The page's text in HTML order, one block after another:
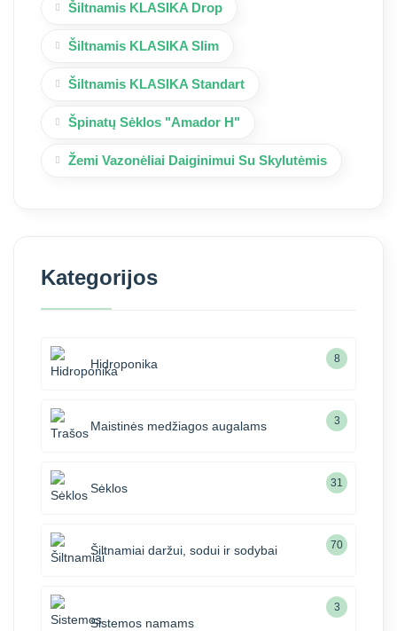
Šiltnamis KLASIKA Drop
Šiltnamis KLASIKA Slim
Šiltnamis KLASIKA Standart
Špinatų Sėklos "Amador H"
Žemi Vazonėliai Daiginimui Su Skylutėmis
Kategorijos
Hidroponika 8
Maistinės medžiagos augalams 3
Sėklos 31
Šiltnamiai daržui, sodui ir sodybai 70
Sistemos namams
3